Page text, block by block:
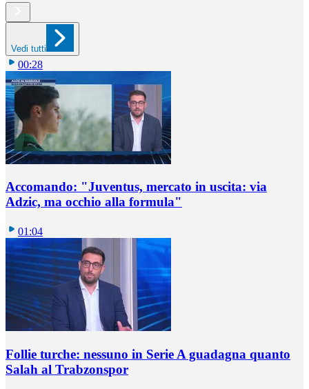
Vedi tutti
00:28
Accomando: "Juventus, mercato in uscita: via
Adzic, ma occhio alla formula"
01:04
Follie turche: nessuno in Serie A guadagna quanto
Salah al Trabzonspor